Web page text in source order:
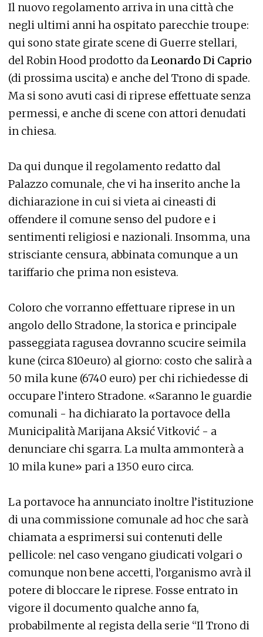
Il nuovo regolamento arriva in una città che
negli ultimi anni ha ospitato parecchie troupe:
qui sono state girate scene di Guerre stellari,
del Robin Hood prodotto daLeonardo Di Caprio
(di prossima uscita) e anche del Trono di spade.
Ma si sono avuti casi di riprese effettuate senza
permessi, e anche di scene con attori denudati
in chiesa.
Da qui dunque il regolamento redatto dal
Palazzo comunale, che vi ha inserito anche la
dichiarazione in cui si vieta ai cineasti di
offendere il comune senso del pudore e i
sentimenti religiosi e nazionali. Insomma, una
strisciante censura, abbinata comunque a un
tariffario che prima non esisteva.
Coloro che vorranno effettuare riprese in un
angolo dello Stradone, la storica e principale
passeggiata ragusea dovranno scucire seimila
kune (circa 810euro) al giorno: costo che salirà a
50 mila kune (6740 euro) per chi richiedesse di
occupare l’intero Stradone. «Saranno le guardie
comunali - ha dichiarato la portavoce della
Municipalità Marijana Aksić Vitković - a
denunciare chi sgarra. La multa ammonterà a
10 mila kune» pari a 1350 euro circa.
La portavoce ha annunciato inoltre l’istituzione
di una commissione comunale ad hoc che sarà
chiamata a esprimersi sui contenuti delle
pellicole: nel caso vengano giudicati volgari o
comunque non bene accetti, l’organismo avrà il
potere di bloccare le riprese. Fosse entrato in
vigore il documento qualche anno fa,
probabilmente al regista della serie “Il Trono di